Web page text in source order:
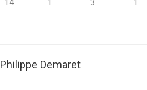
14 1 3 1
Philippe Demaret